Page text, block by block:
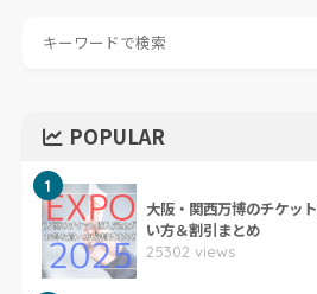
POPULAR
1
大阪・関西万博のチケッ
い方＆割引まとめ
25302 views